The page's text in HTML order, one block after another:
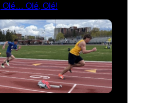
Olé… Olé, Olé!